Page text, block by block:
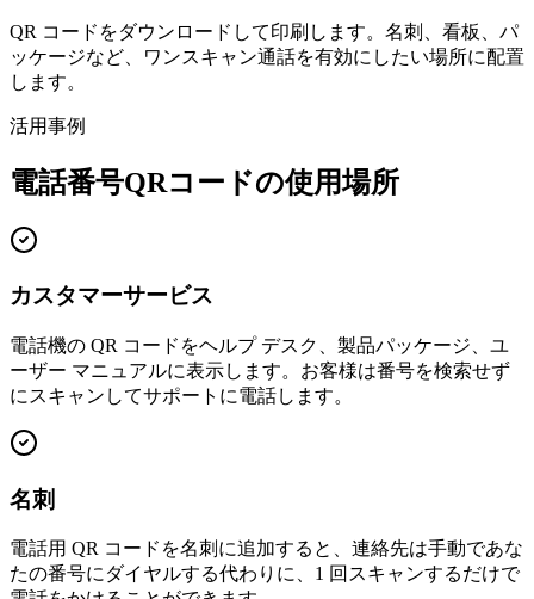
QR コードをダウンロードして印刷します。名刺、看板、パ
ッケージなど、ワンスキャン通話を有効にしたい場所に配置
します。
活用事例
電話番号QRコードの使用場所
カスタマーサービス
電話機の QR コードをヘルプ デスク、製品パッケージ、ユ
ーザー マニュアルに表示します。お客様は番号を検索せず
にスキャンしてサポートに電話します。
名刺
電話用 QR コードを名刺に追加すると、連絡先は手動であな
たの番号にダイヤルする代わりに、1 回スキャンするだけで